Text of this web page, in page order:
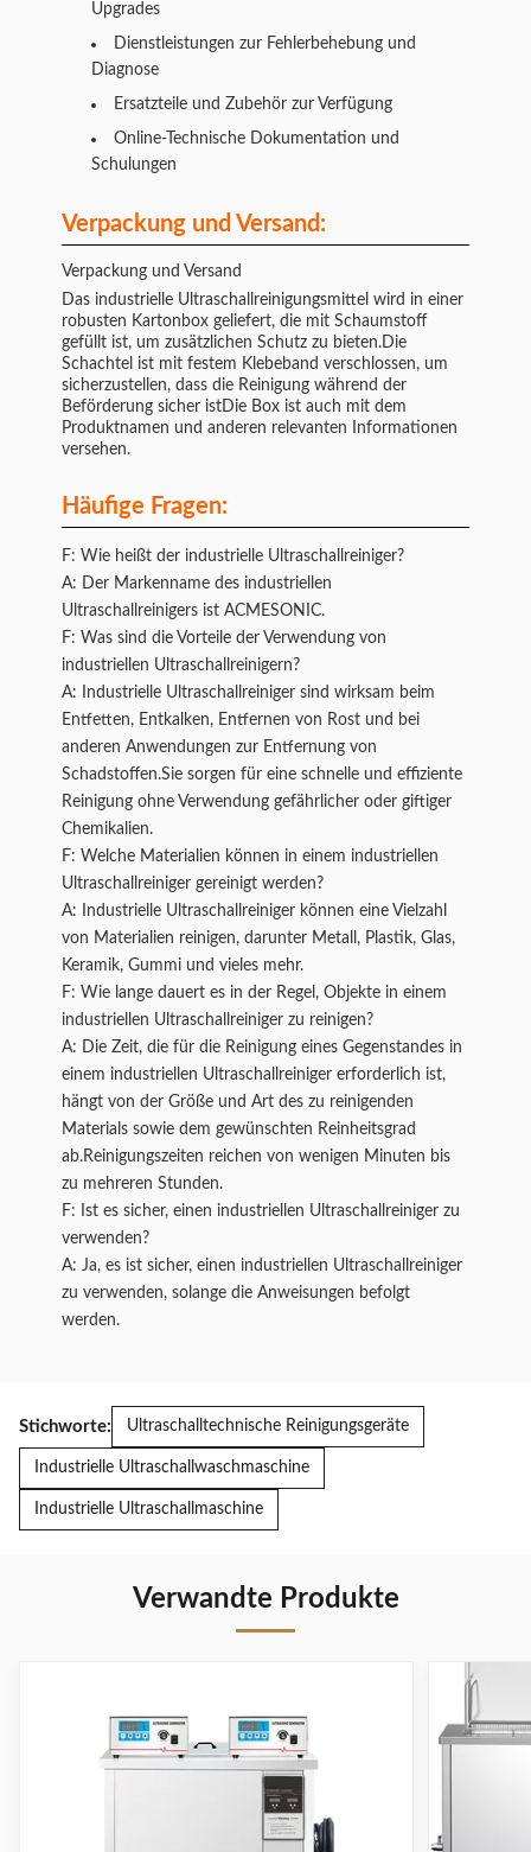
Upgrades
Dienstleistungen zur Fehlerbehebung und
Diagnose
Ersatzteile und Zubehör zur Verfügung
Online-Technische Dokumentation und
Schulungen
Verpackung und Versand:
Verpackung und Versand
Das industrielle Ultraschallreinigungsmittel wird in einer
robusten Kartonbox geliefert, die mit Schaumstoff
gefüllt ist, um zusätzlichen Schutz zu bieten.Die
Schachtel ist mit festem Klebeband verschlossen, um
sicherzustellen, dass die Reinigung während der
Beförderung sicher istDie Box ist auch mit dem
Produktnamen und anderen relevanten Informationen
versehen.
Häufige Fragen:
F: Wie heißt der industrielle Ultraschallreiniger?
A: Der Markenname des industriellen
Ultraschallreinigers ist ACMESONIC.
F: Was sind die Vorteile der Verwendung von
industriellen Ultraschallreinigern?
A: Industrielle Ultraschallreiniger sind wirksam beim
Entfetten, Entkalken, Entfernen von Rost und bei
anderen Anwendungen zur Entfernung von
Schadstoffen.Sie sorgen für eine schnelle und effiziente
Reinigung ohne Verwendung gefährlicher oder giftiger
Chemikalien.
F: Welche Materialien können in einem industriellen
Ultraschallreiniger gereinigt werden?
A: Industrielle Ultraschallreiniger können eine Vielzahl
von Materialien reinigen, darunter Metall, Plastik, Glas,
Keramik, Gummi und vieles mehr.
F: Wie lange dauert es in der Regel, Objekte in einem
industriellen Ultraschallreiniger zu reinigen?
A: Die Zeit, die für die Reinigung eines Gegenstandes in
einem industriellen Ultraschallreiniger erforderlich ist,
hängt von der Größe und Art des zu reinigenden
Materials sowie dem gewünschten Reinheitsgrad
ab.Reinigungszeiten reichen von wenigen Minuten bis
zu mehreren Stunden.
F: Ist es sicher, einen industriellen Ultraschallreiniger zu
verwenden?
A: Ja, es ist sicher, einen industriellen Ultraschallreiniger
zu verwenden, solange die Anweisungen befolgt
werden.
Stichworte: Ultraschalltechnische Reinigungsgeräte
Industrielle Ultraschallwaschmaschine
Industrielle Ultraschallmaschine
Verwandte Produkte